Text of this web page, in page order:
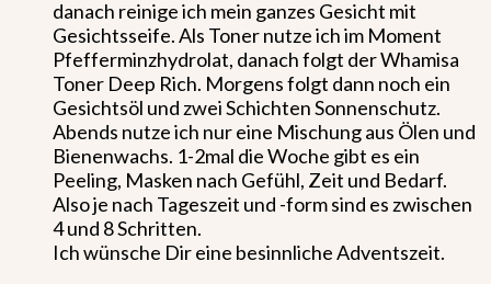
danach reinige ich mein ganzes Gesicht mit
Gesichtsseife. Als Toner nutze ich im Moment
Pfefferminzhydrolat, danach folgt der Whamisa
Toner Deep Rich. Morgens folgt dann noch ein
Gesichtsöl und zwei Schichten Sonnenschutz.
Abends nutze ich nur eine Mischung aus Ölen und
Bienenwachs. 1-2mal die Woche gibt es ein
Peeling, Masken nach Gefühl, Zeit und Bedarf.
Also je nach Tageszeit und -form sind es zwischen
4 und 8 Schritten.
Ich wünsche Dir eine besinnliche Adventszeit.